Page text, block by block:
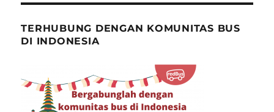
TERHUBUNG DENGAN KOMUNITAS BUS
DI INDONESIA